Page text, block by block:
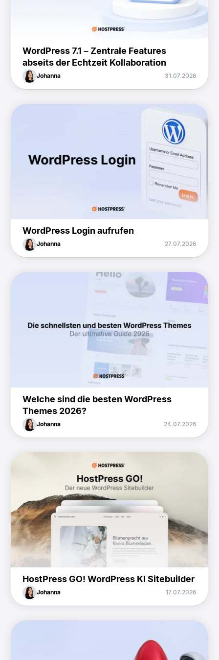
WordPress 7.1 – Zentrale Features
abseits der Echtzeit Kollaboration
Johanna 31.07.2026
WordPress Login aufrufen
Johanna 27.07.2026
Welche sind die besten WordPress
Themes 2026?
Johanna 24.07.2026
HostPress GO! WordPress KI Sitebuilder
Johanna 17.07.2026